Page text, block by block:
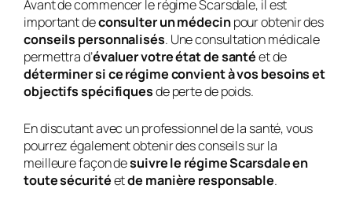
Avant de commencer le régime Scarsdale, il est
important deconsulter un médecinpour obtenir des
conseils personnalisés. Une consultation médicale
permettra d’évaluer votre état de santéet de
déterminer si ce régime convient à vos besoins et
objectifs spécifiquesde perte de poids.
En discutant avec un professionnel de la santé, vous
pourrez également obtenir des conseils sur la
meilleure façon desuivre le régime Scarsdale en
toute sécuritéetde manière responsable.